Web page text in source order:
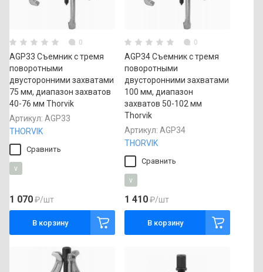
0
AGP33 Съемник с тремя
поворотными
двусторонними захватами
75 мм, диапазон захватов
40-76 мм Thorvik
Артикул: AGP33
THORVIK
Сравнить
v
1 070₽/шт
В корзину
0
AGP34 Съемник с тремя
поворотными
двусторонними захватами
100 мм, диапазон
захватов 50-102 мм
Thorvik
Артикул: AGP34
THORVIK
Сравнить
v
1 410₽/шт
В корзину